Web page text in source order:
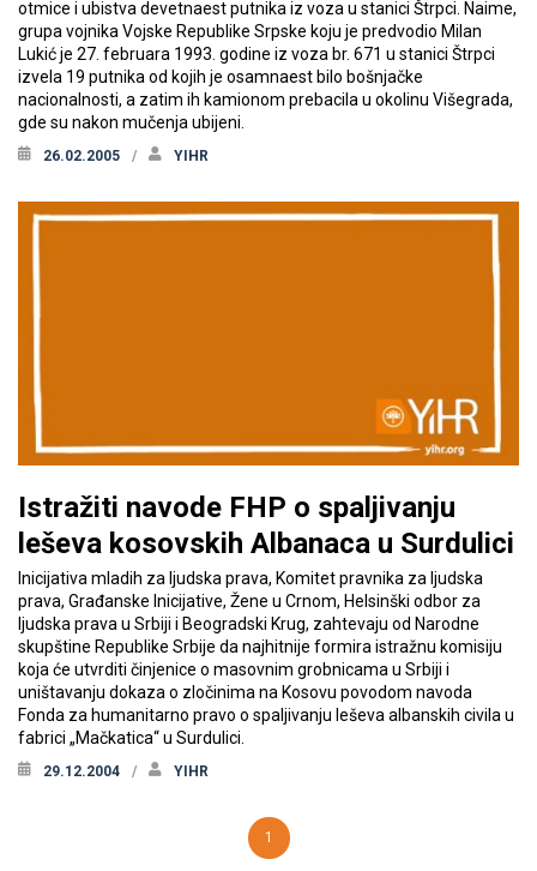
otmice i ubistva devetnaest putnika iz voza u stanici Štrpci. Naime,
grupa vojnika Vojske Republike Srpske koju je predvodio Milan
Lukić je 27. februara 1993. godine iz voza br. 671 u stanici Štrpci
izvela 19 putnika od kojih je osamnaest bilo bošnjačke
nacionalnosti, a zatim ih kamionom prebacila u okolinu Višegrada,
gde su nakon mučenja ubijeni.
26.02.2005 YIHR
Istražiti navode FHP o spaljivanju
leševa kosovskih Albanaca u Surdulici
Inicijativa mladih za ljudska prava, Komitet pravnika za ljudska
prava, Građanske Inicijative, Žene u Crnom, Helsinški odbor za
ljudska prava u Srbiji i Beogradski Krug, zahtevaju od Narodne
skupštine Republike Srbije da najhitnije formira istražnu komisiju
koja će utvrditi činjenice o masovnim grobnicama u Srbiji i
uništavanju dokaza o zločinima na Kosovu povodom navoda
Fonda za humanitarno pravo o spaljivanju leševa albanskih civila u
fabrici „Mačkatica“ u Surdulici.
29.12.2004 YIHR
1